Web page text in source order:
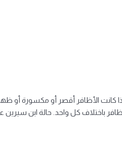
كانت الأظافر أقصر أو مكسورة أو
باختلاف كل واحد. حالة ابن سيرين على